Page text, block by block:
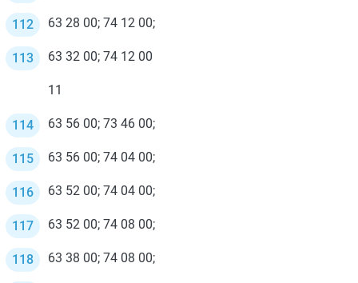
63 28 00; 74 12 00;
63 32 00; 74 12 00
11
63 56 00; 73 46 00;
63 56 00; 74 04 00;
63 52 00; 74 04 00;
63 52 00; 74 08 00;
63 38 00; 74 08 00;